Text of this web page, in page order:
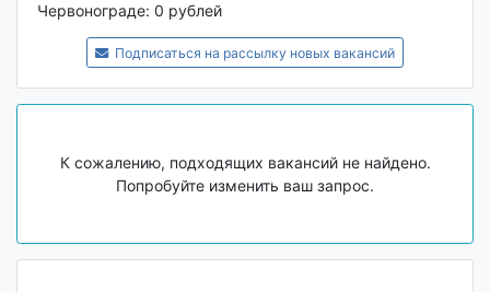
Червонограде: 0 рублей
Подписаться на рассылку новых вакансий
К сожалению, подходящих вакансий не найдено.
Попробуйте изменить ваш запрос.